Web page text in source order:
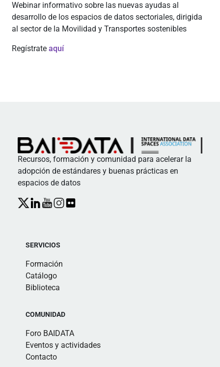
Webinar informativo sobre las nuevas ayudas al
desarrollo de los espacios de datos sectoriales, dirigida
al sector de la Movilidad y Transportes sostenibles
Regístrate aquí
Recursos, formación y comunidad para acelerar la
adopción de estándares y buenas prácticas en
espacios de datos
SERVICIOS
Formación
Catálogo
Biblioteca
COMUNIDAD
Foro BAIDATA
Eventos y actividades
Contacto